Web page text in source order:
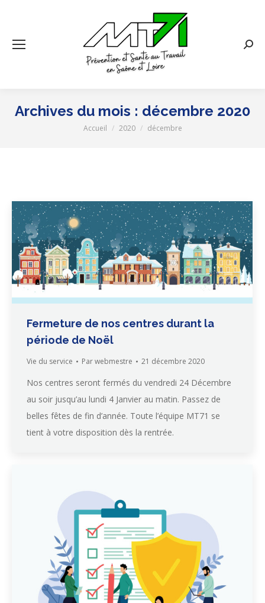
Archives du mois : décembre 2020
Vous êtes ici :
Accueil 2020 décembre
Fermeture de nos centres durant la
période de Noël
Vie du service Parwebmestre 21 décembre 2020
Nos centres seront fermés du vendredi 24 Décembre
au soir jusqu’au lundi 4 Janvier au matin. Passez de
belles fêtes de fin d’année. Toute l’équipe MT71 se
tient à votre disposition dès la rentrée.